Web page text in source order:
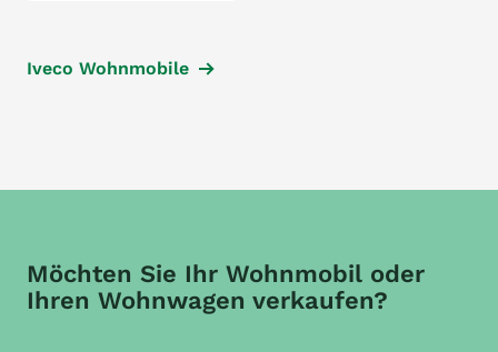
Iveco Wohnmobile
Möchten Sie Ihr Wohnmobil oder
Ihren Wohnwagen verkaufen?